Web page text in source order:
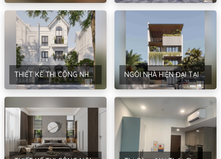
THIẾT KẾ THI CÔNG NHÀ HIỆN ĐẠI CỦA ANH PHƯƠNG TẠI HÀ NỘI NGÔI NHÀ HIỆN ĐẠI TẠI BÌNH XUYÊN, VĨNH PHÚC CỦA MRS. DƯƠNG